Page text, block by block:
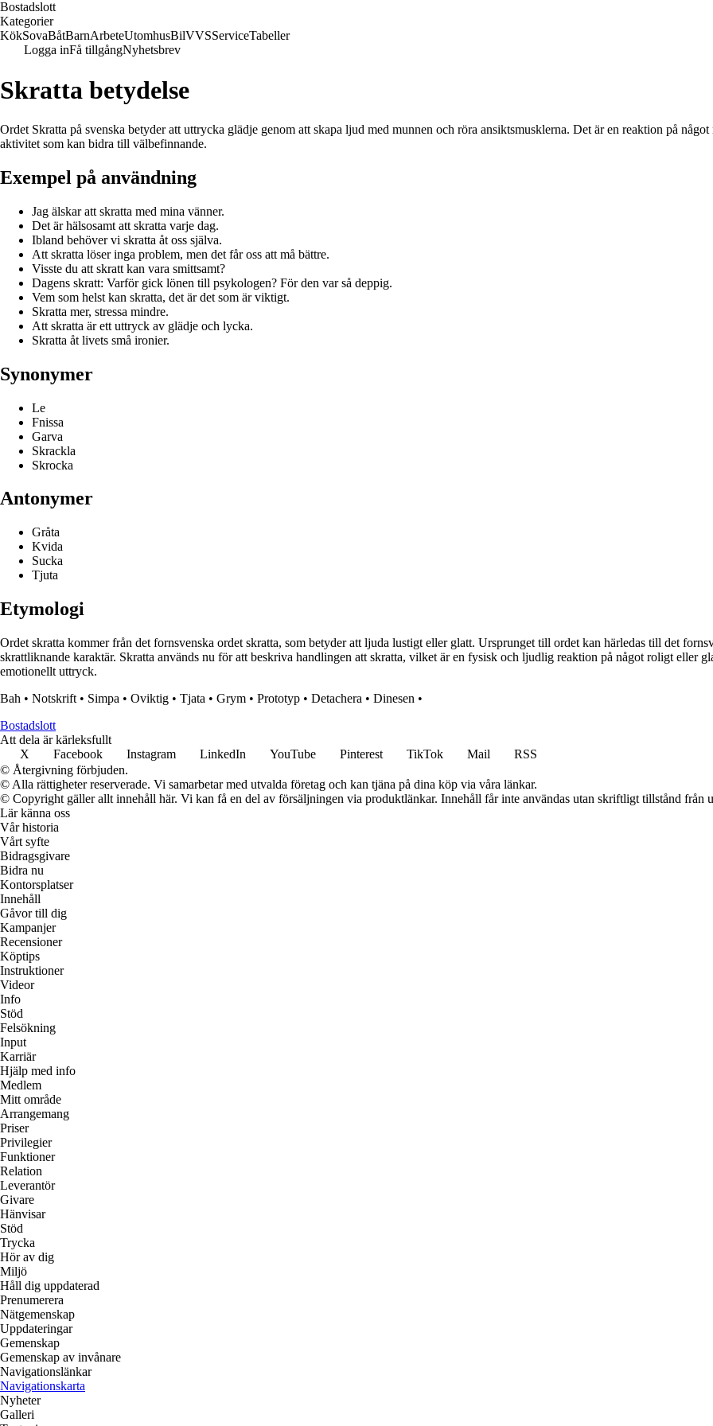
Bostadslott
Kategorier
KökSovaBåtBarnArbeteUtomhusBilVVSServiceTabeller
Logga inFå tillgångNyhetsbrev
Skratta betydelse
Ordet Skratta på svenska betyder att uttrycka glädje genom att skapa ljud med munnen och röra ansiktsmusklerna. Det är en reaktion på
aktivitet som kan bidra till välbefinnande.
Exempel på användning
Jag älskar att skratta med mina vänner.
Det är hälsosamt att skratta varje dag.
Ibland behöver vi skratta åt oss själva.
Att skratta löser inga problem, men det får oss att må bättre.
Visste du att skratt kan vara smittsamt?
Dagens skratt: Varför gick lönen till psykologen? För den var så deppig.
Vem som helst kan skratta, det är det som är viktigt.
Skratta mer, stressa mindre.
Att skratta är ett uttryck av glädje och lycka.
Skratta åt livets små ironier.
Synonymer
Le
Fnissa
Garva
Skrackla
Skrocka
Antonymer
Gråta
Kvida
Sucka
Tjuta
Etymologi
Ordet skratta kommer från det fornsvenska ordet skratta, som betyder att ljuda lustigt eller glatt. Ursprunget till ordet kan härledas till det
skrattliknande karaktär. Skratta används nu för att beskriva handlingen att skratta, vilket är en fysisk och ljudlig reaktion på något roligt eller
emotionellt uttryck.
Bah • Notskrift • Simpa • Oviktig • Tjata • Grym • Prototyp • Detachera • Dinesen •
Bostadslott
Att dela är kärleksfullt
X
Facebook Instagram LinkedIn YouTube Pinterest TikTok Mail
RSS
© Återgivning förbjuden.
© Alla rättigheter reserverade. Vi samarbetar med utvalda företag och kan tjäna på dina köp via våra länkar.
© Copyright gäller allt innehåll här. Vi kan få en del av försäljningen via produktlänkar. Innehåll får inte användas utan skriftligt tillstånd från
Lär känna oss
Vår historia
Vårt syfte
Bidragsgivare
Bidra nu
Kontorsplatser
Innehåll
Gåvor till dig
Kampanjer
Recensioner
Köptips
Instruktioner
Videor
Info
Stöd
Felsökning
Input
Karriär
Hjälp med info
Medlem
Mitt område
Arrangemang
Priser
Privilegier
Funktioner
Relation
Leverantör
Givare
Hänvisar
Stöd
Trycka
Hör av dig
Miljö
Håll dig uppdaterad
Prenumerera
Nätgemenskap
Uppdateringar
Gemenskap
Gemenskap av invånare
Navigationslänkar
Navigationskarta
Nyheter
Galleri